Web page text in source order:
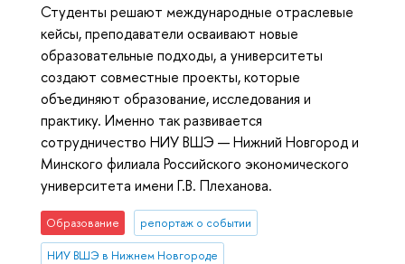
Студенты решают международные отраслевые
кейсы, преподаватели осваивают новые
образовательные подходы, а университеты
создают совместные проекты, которые
объединяют образование, исследования и
практику. Именно так развивается
сотрудничество НИУ ВШЭ — Нижний Новгород и
Минского филиала Российского экономического
университета имени Г.В. Плеханова.
Образование репортаж о событии
НИУ ВШЭ в Нижнем Новгороде